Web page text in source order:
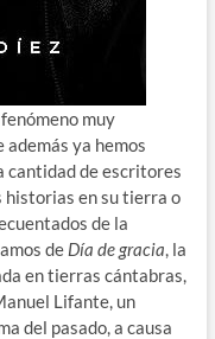
muy
ya hemos
cantidad de escritores
historias en su tierra o
de la
de Día de gracia, la
en tierras cántabras,
Lifante, un
del pasado, a causa